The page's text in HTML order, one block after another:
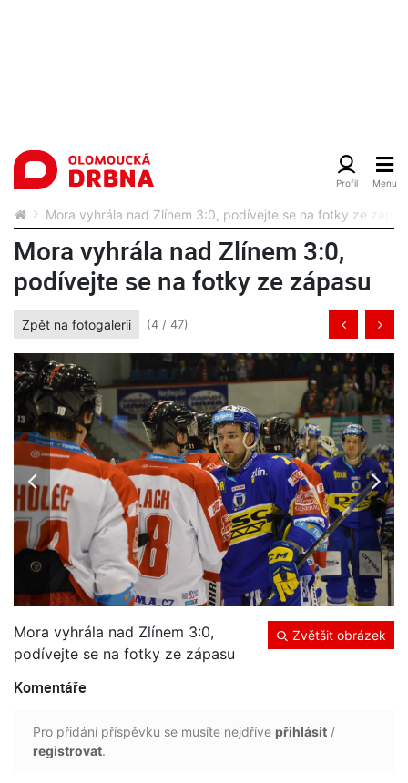
Mora vyhrála nad Zlínem 3:0, podívejte se na fotky ze
Mora vyhrála nad Zlínem 3:0,
podívejte se na fotky ze zápasu
Zpět na fotogalerii (4 / 47)
Zvětšit obrázek
Mora vyhrála nad Zlínem 3:0,
podívejte se na fotky ze zápasu
Komentáře
Pro přidání příspěvku se musíte nejdříve přihlásit /
registrovat.